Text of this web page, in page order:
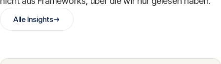
Alle Insights